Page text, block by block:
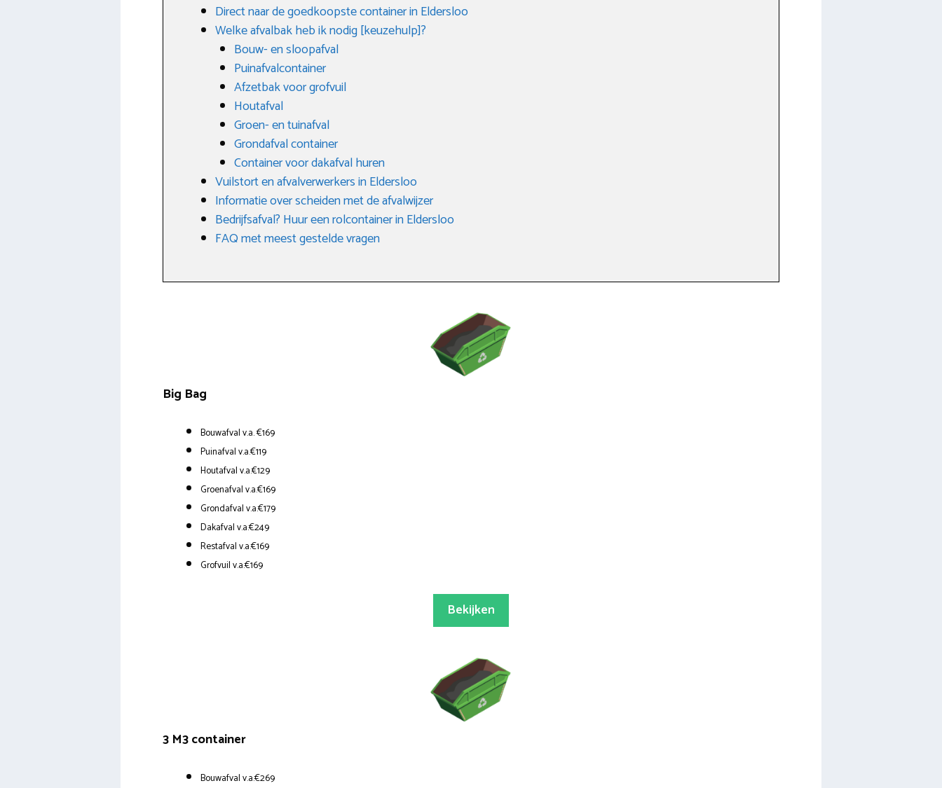
Direct naar de goedkoopste container in Eldersloo
Welke afvalbak heb ik nodig [keuzehulp]?
Bouw- en sloopafval
Puinafvalcontainer
Afzetbak voor grofvuil
Houtafval
Groen- en tuinafval
Grondafval container
Container voor dakafval huren
Vuilstort en afvalverwerkers in Eldersloo
Informatie over scheiden met de afvalwijzer
Bedrijfsafval? Huur een rolcontainer in Eldersloo
FAQ met meest gestelde vragen
Big Bag
Bouwafval v.a. €169
Puinafval v.a.€119
Houtafval v.a.€129
Groenafval v.a.€169
Grondafval v.a.€179
Dakafval v.a.€249
Restafval v.a.€169
Grofvuil v.a.€169
Bekijken
3 M3 container
Bouwafval v.a.€269